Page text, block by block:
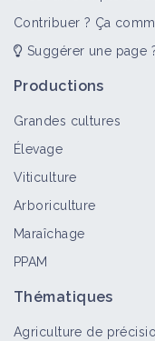
Contribuer ? Ça
Suggérer une page
Productions
Grandes cultures
Élevage
Viticulture
Arboriculture
Maraîchage
PPAM
Thématiques
Agriculture de